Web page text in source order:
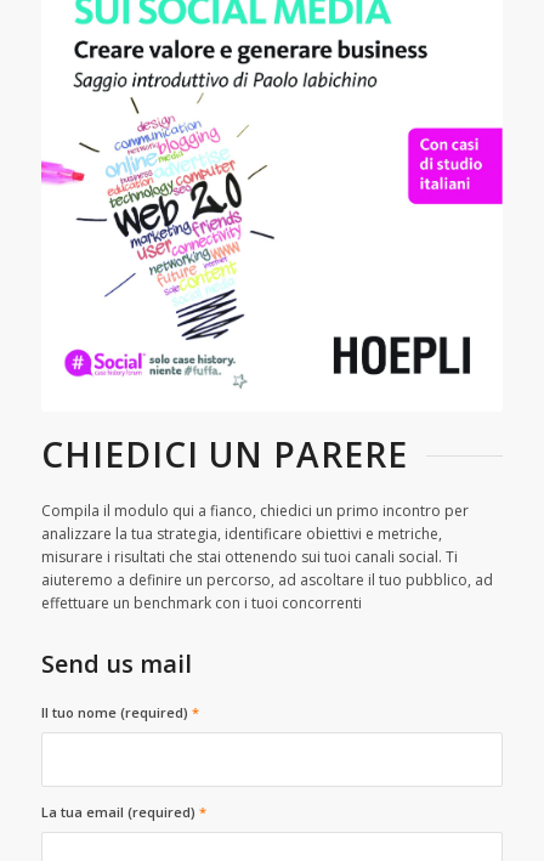
CHIEDICI UN PARERE
Compila il modulo qui a fianco, chiedici un primo incontro per
analizzare la tua strategia, identificare obiettivi e metriche,
misurare i risultati che stai ottenendo sui tuoi canali social. Ti
aiuteremo a definire un percorso, ad ascoltare il tuo pubblico, ad
effettuare un benchmark con i tuoi concorrenti
Send us mail
Il tuo nome (required) *
La tua email (required) *